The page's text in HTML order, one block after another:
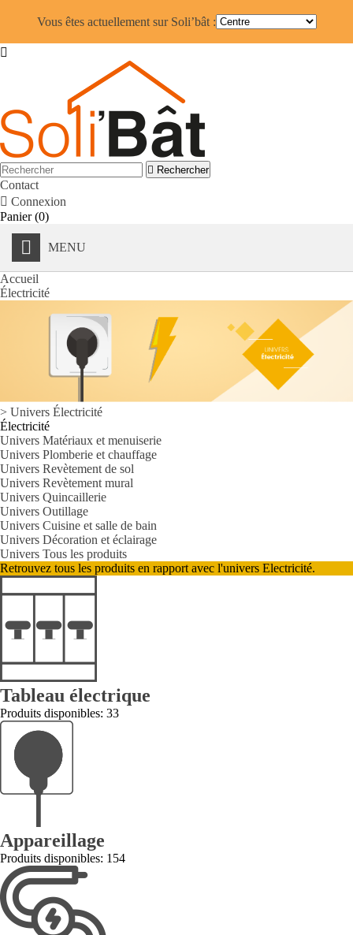
Vous êtes actuellement sur Soli’bât :

 Rechercher
Contact
 Connexion
Panier (0)
MENU
Accueil
Électricité
> Univers Électricité
Électricité
Univers Matériaux et menuiserie
Univers Plomberie et chauffage
Univers Revètement de sol
Univers Revètement mural
Univers Quincaillerie
Univers Outillage
Univers Cuisine et salle de bain
Univers Décoration et éclairage
Univers Tous les produits
Retrouvez tous les produits en rapport avec l'univers Electricité.
Tableau électrique
Produits disponibles: 33
Appareillage
Produits disponibles: 154